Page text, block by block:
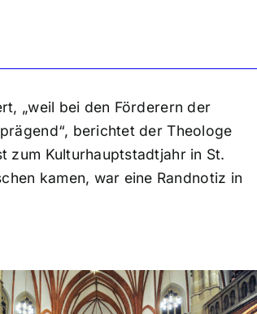
„weil bei den Förderern der
berichtet der Theologe
zum Kulturhauptstadtjahr in St.
kamen, war eine Randnotiz in